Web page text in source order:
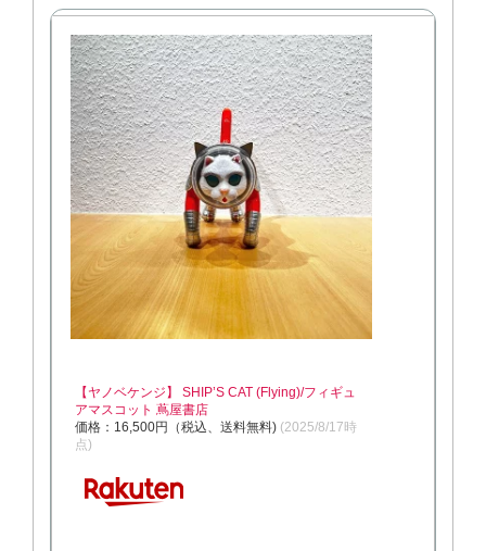
【ヤノベケンジ】 SHIP’S CAT (Flying)/フィギュ
アマスコット 蔦屋書店
価格：16,500円（税込、送料無料) (2025/8/17時
点)